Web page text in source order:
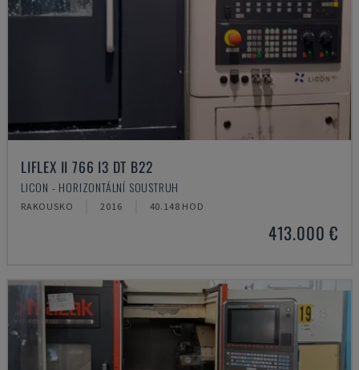
LIFLEX II 766 I3 DT B22
LICON - HORIZONTÁLNÍ SOUSTRUH
RAKOUSKO 2016 40.148 HOD
413.000 €